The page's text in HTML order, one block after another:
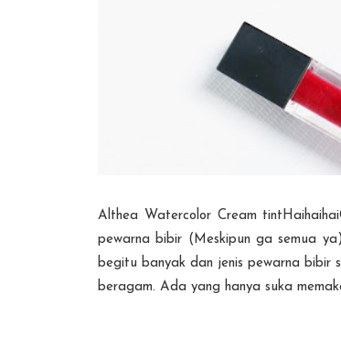
Althea Watercolor Cream
pewarna bibir (Meskipun ga semua
begitu banyak dan jenis pewarna bibir
beragam. Ada yang hanya suka